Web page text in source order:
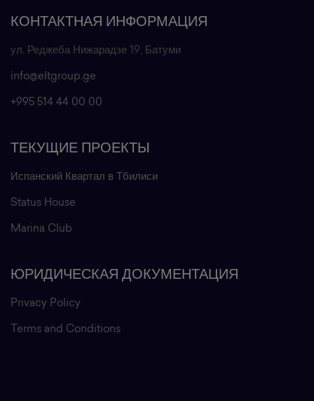
КОНТАКТНАЯ ИНФОРМАЦИЯ
ул. Реджеба Нижарадзе 19, Батуми
info@eltgroup.ge
+995 514 44 00 00
ТЕКУЩИЕ ПРОЕКТЫ
Испанский Квартал в Тбилиси
Status House
Marina Club
ЮРИДИЧЕСКАЯ ДОКУМЕНТАЦИЯ
Privacy Policy
Terms and Conditions